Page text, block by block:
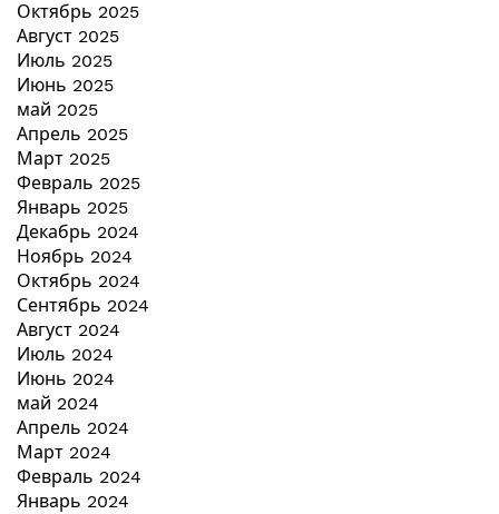
Октябрь 2025
Август 2025
Июль 2025
Июнь 2025
май 2025
Апрель 2025
Март 2025
Февраль 2025
Январь 2025
Декабрь 2024
Ноябрь 2024
Октябрь 2024
Сентябрь 2024
Август 2024
Июль 2024
Июнь 2024
май 2024
Апрель 2024
Март 2024
Февраль 2024
Январь 2024